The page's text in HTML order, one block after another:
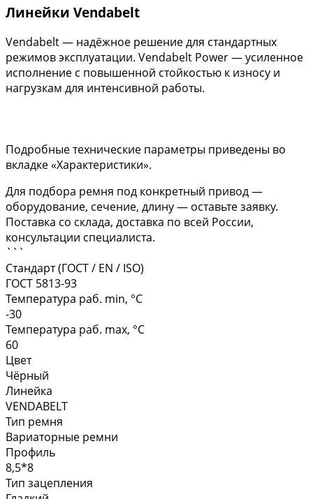
Линейки Vendabelt
Vendabelt — надёжное решение для стандартных
режимов эксплуатации. Vendabelt Power — усиленное
исполнение с повышенной стойкостью к износу и
нагрузкам для интенсивной работы.
Подробные технические параметры приведены во
вкладке «Характеристики».
Для подбора ремня под конкретный привод —
оборудование, сечение, длину — оставьте заявку.
Поставка со склада, доставка по всей России,
консультации специалиста.
```
Стандарт (ГОСТ / EN / ISO)
ГОСТ 5813-93
Температура раб. min, °C
-30
Температура раб. max, °C
60
Цвет
Чёрный
Линейка
VENDABELT
Тип ремня
Вариаторные ремни
Профиль
8,5*8
Тип зацепления